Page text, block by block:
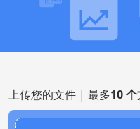
上传您的文件 | 最多10